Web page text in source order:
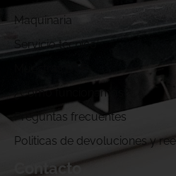
Maquinaria
Servicio técnico
¿Cómo funcionamos?
Preguntas frecuentes
Politicas de devoluciones y
Contacto